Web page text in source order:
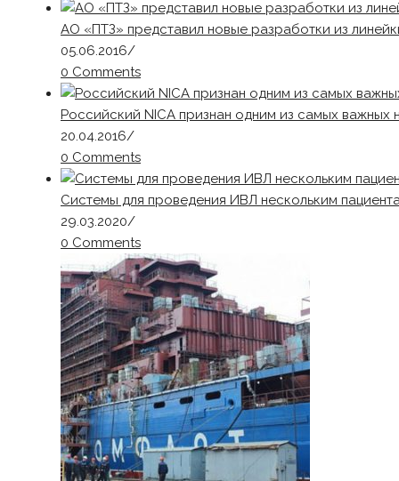
АО «ПТЗ» представил новые разработки из
05.06.2016/
0 Comments
Российский NICA признан одним из самых важных
20.04.2016/
0 Comments
Системы для проведения ИВЛ нескольким
29.03.2020/
0 Comments